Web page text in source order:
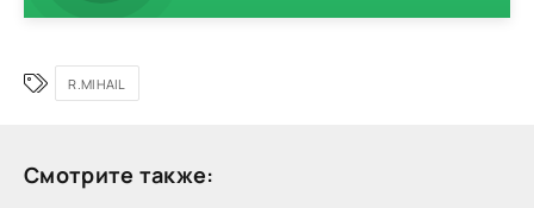
R.MIHAIL
Смотрите также: